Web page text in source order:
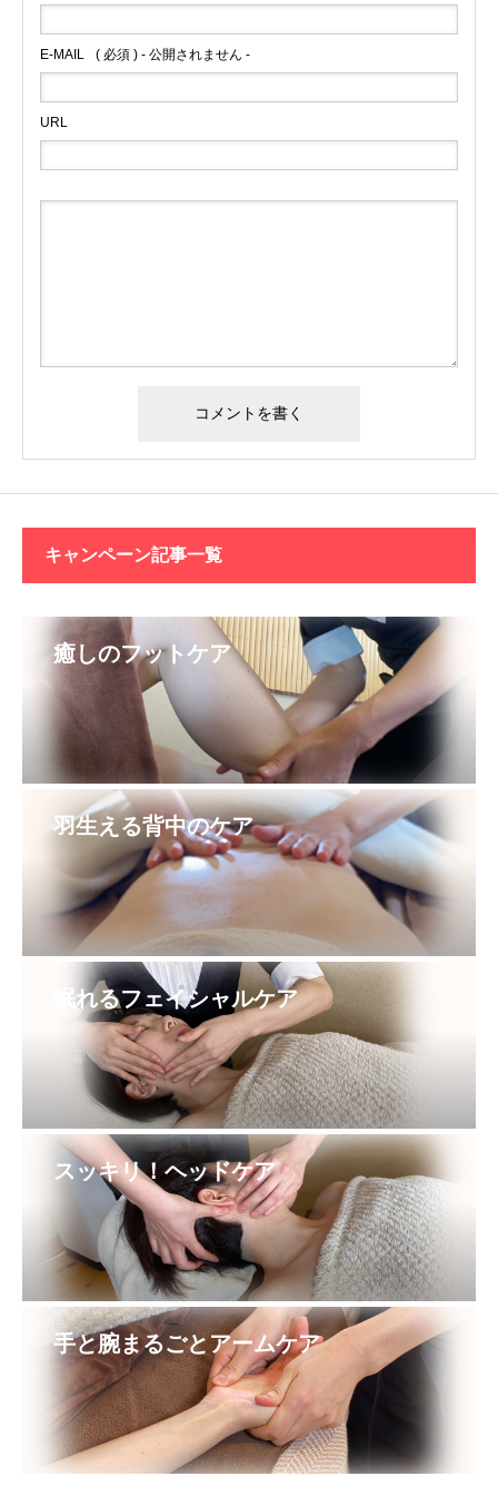
E-MAIL ( 必須 ) - 公開されません -
URL
キャンペーン記事一覧
癒しのフットケア
羽生える背中のケア
眠れるフェイシャルケア
スッキリ！ヘッドケア
手と腕まるごとアームケア